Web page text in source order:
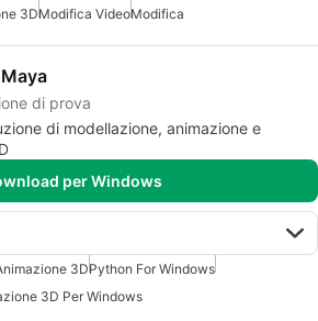
3DModifica VideoModifica
di prova
di modellazione, animazione e
per Windows
3DPython For Windows
3D Per Windows